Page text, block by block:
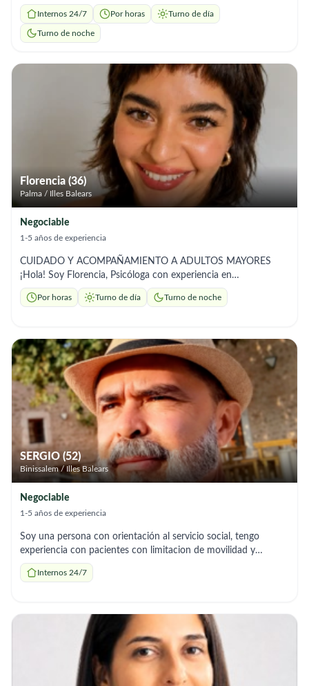
apoyar en el aseo personal básico, tareas ligeras del hogar,
recordatorio de medicación y acompañamiento a paseos o
citas. Soy responsable, paciente y respetuosa, y me adapto
mucho cuidado para que la persona se sienta cómoda y bien
Internos 24/7 Por horas Turno de día
Turno de noche
Florencia (36)
Palma / Illes Balears
Negociable
1-5 años de experiencia
CUIDADO Y ACOMPAÑAMIENTO A ADULTOS MAYORES
¡Hola! Soy Florencia, Psicóloga con experiencia en
acompañamiento domiciliario. A partir de mi formación,
ofrezco: • Estimulación cognitiva y emocional •
Experiencia comprobable ✔ Referencias disponibles 📍 Palma
de Mallorca 📩 Contacto por mensaje privado / email
Por horas Turno de día Turno de noche
SERGIO (52)
Binissalem / Illes Balears
Negociable
1-5 años de experiencia
Soy una persona con orientación al servicio social, tengo
experiencia con pacientes con limitacion de movilidad y
Parkinson. Presto servicios de asistencia en desplazamiento,
suministro de medicamentos, alimentación e higiene. Cuento
servicio y bienestar del paciente.
Internos 24/7